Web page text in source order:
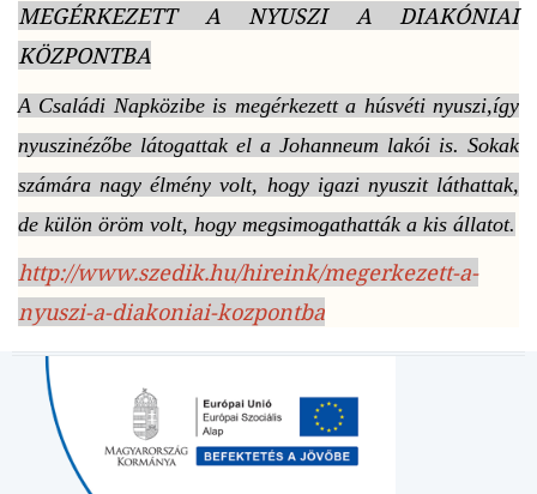
MEGÉRKEZETT A NYUSZI A DIAKÓNIAI
KÖZPONTBA
A Családi Napközibe is megérkezett a húsvéti nyuszi,így
nyuszinézőbe látogattak el a Johanneum lakói is. Sokak
számára nagy élmény volt, hogy igazi nyuszit láthattak,
de külön öröm volt, hogy megsimogathatták a kis állatot.
http://www.szedik.hu/hireink/megerkezett-a-
nyuszi-a-diakoniai-kozpontba